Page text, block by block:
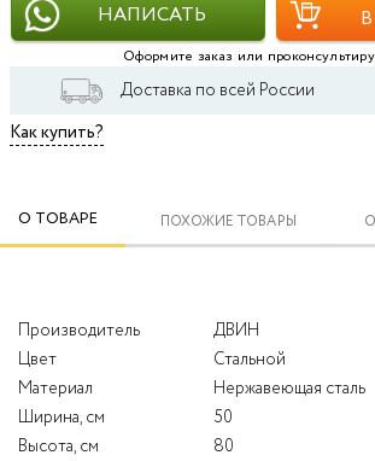
НАПИСАТЬ
Оформите заказ или
Доставка по всей России
Как купить?
О ТОВАРЕ ПОХОЖИЕ ТОВАРЫ
Производитель
ДВИН
Цвет
Стальной
Материал
Нержавеющая сталь
Ширина, см
50
Высота, см
80